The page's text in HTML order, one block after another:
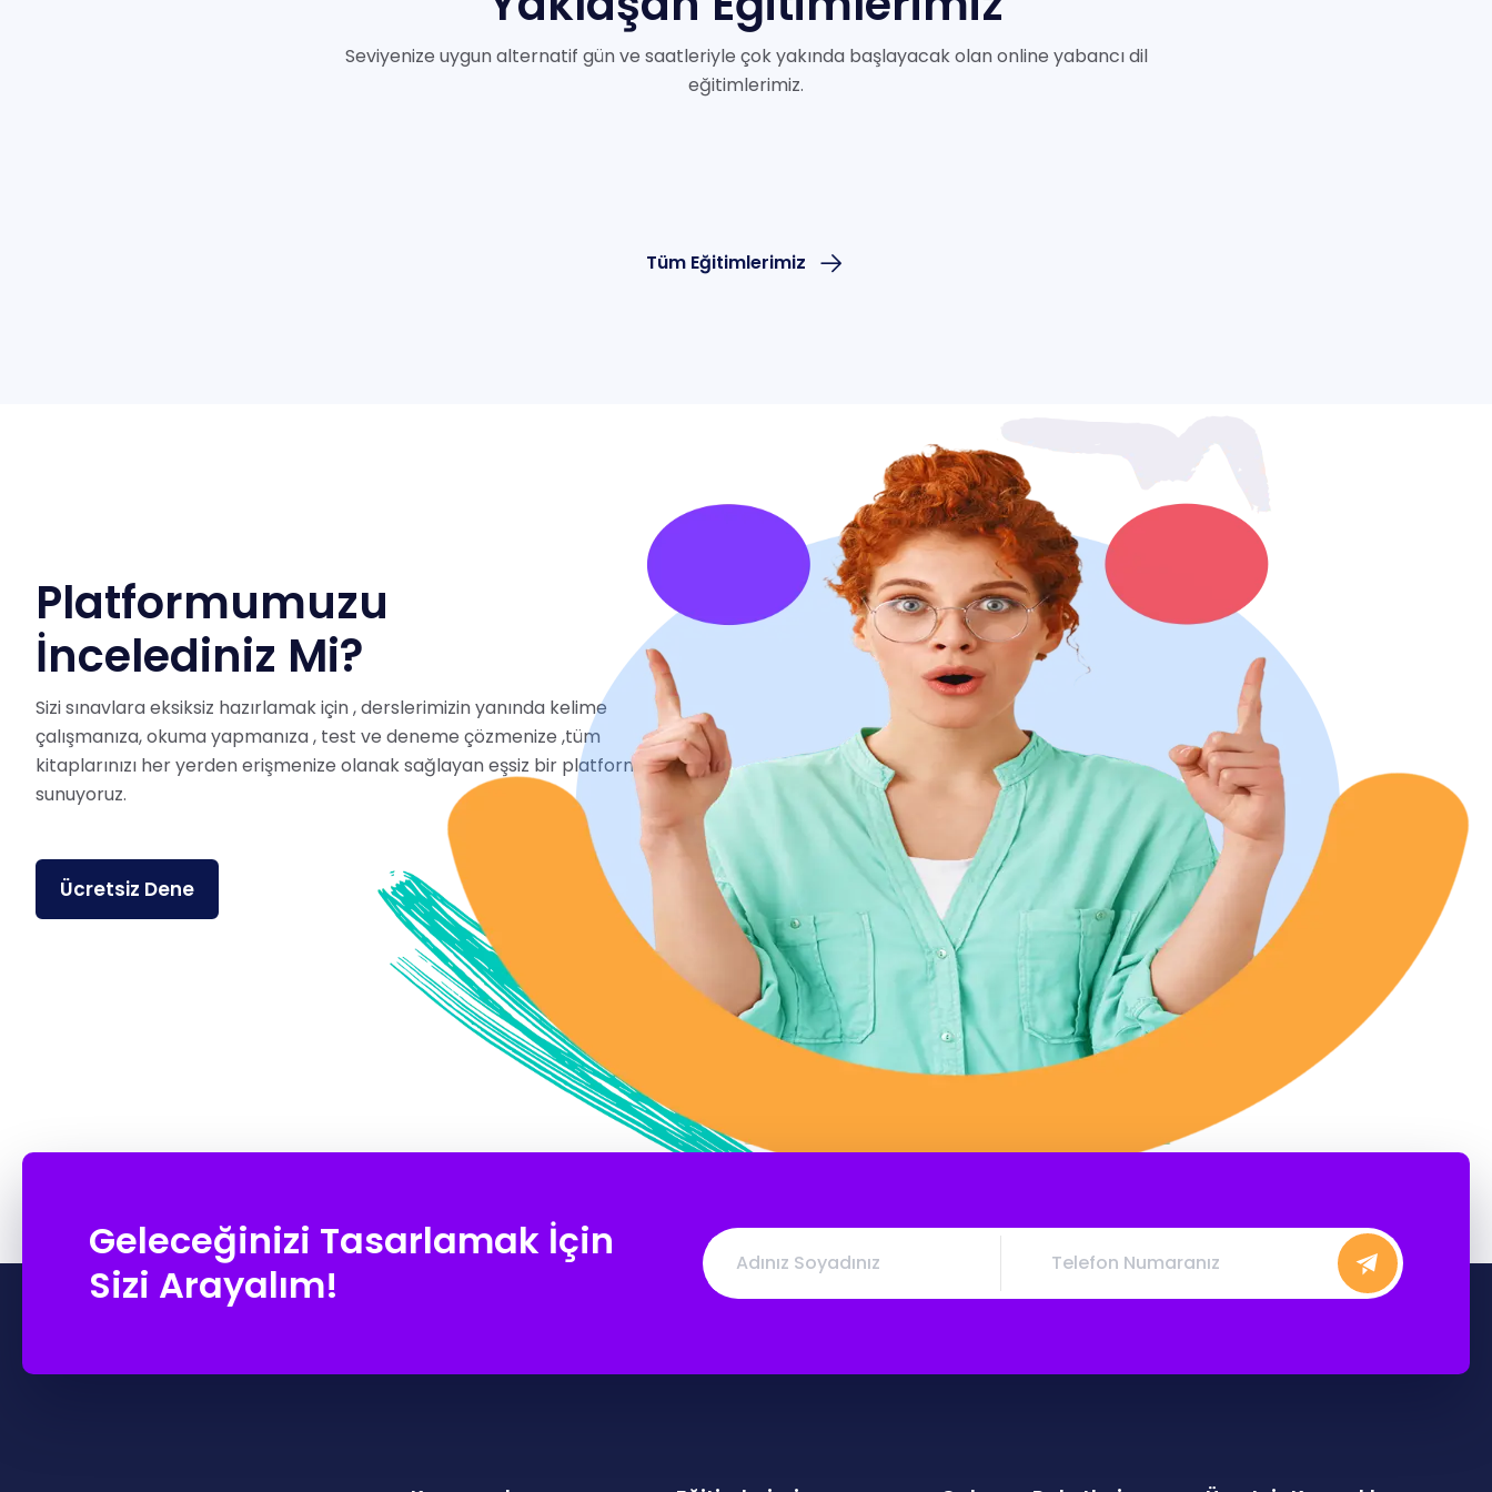
Seviyenize uygun alternatif gün ve saatleriyle çok yakında başlayacak olan online yabancı dil
eğitimlerimiz.
Tüm Eğitimlerimiz
Platformumuzu
İncelediniz Mi?
Sizi sınavlara eksiksiz hazırlamak için , derslerimizin yanında kelime
çalışmanıza, okuma yapmanıza , test ve deneme çözmenize ,tüm
kitaplarınızı her yerden erişmenize olanak sağlayan eşsiz bir platform
sunuyoruz.
Ücretsiz Dene
Geleceğinizi Tasarlamak İçin
Sizi Arayalım!